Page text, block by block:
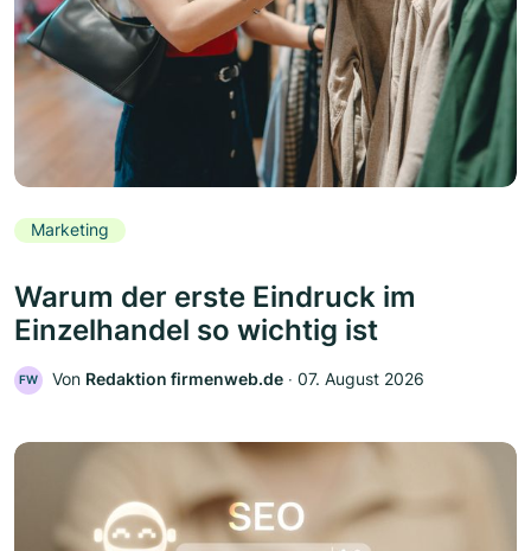
Marketing
Warum der erste Eindruck im
Einzelhandel so wichtig ist
FW Von Redaktion firmenweb.de ‧ 07. August 2026